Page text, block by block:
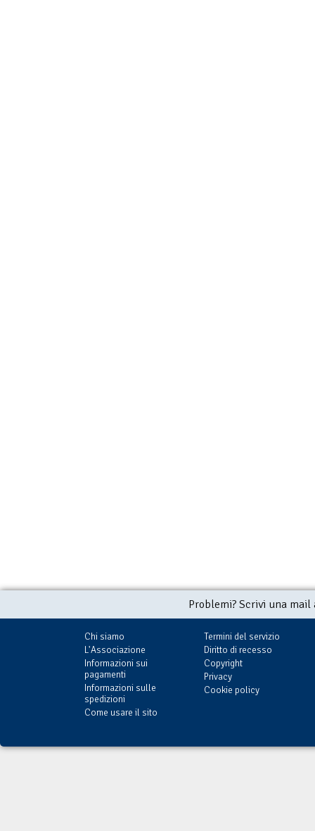
Problemi? Scrivi una
Chi siamo
L'Associazione
Informazioni sui
pagamenti
Informazioni sulle
spedizioni
Come usare il sito
Termini del servizio
Diritto di recesso
Copyright
Privacy
Cookie policy